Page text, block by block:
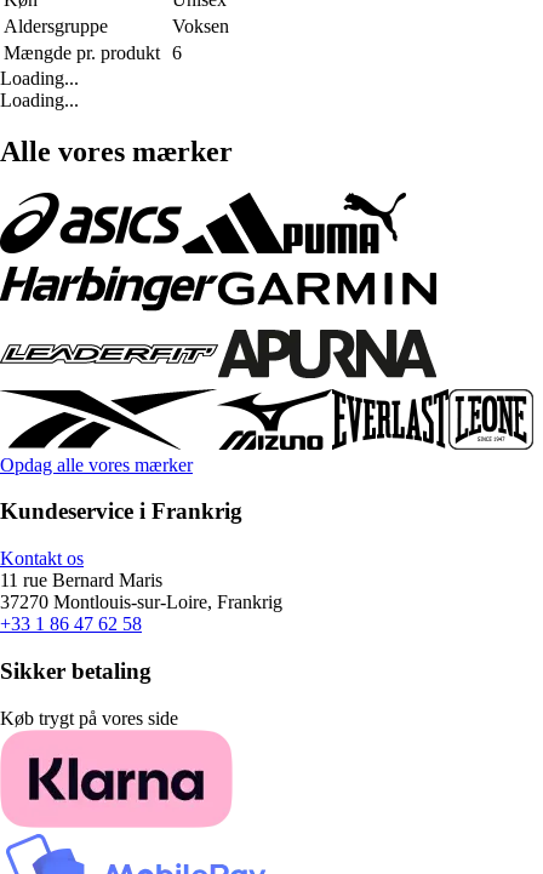
Aldersgruppe
Voksen
Mængde pr. produkt 6
Loading...
Loading...
Alle vores mærker
Opdag alle vores mærker
Kundeservice i Frankrig
Kontakt os
11 rue Bernard Maris
37270 Montlouis-sur-Loire, Frankrig
+33 1 86 47 62 58
Sikker betaling
Køb trygt på vores side